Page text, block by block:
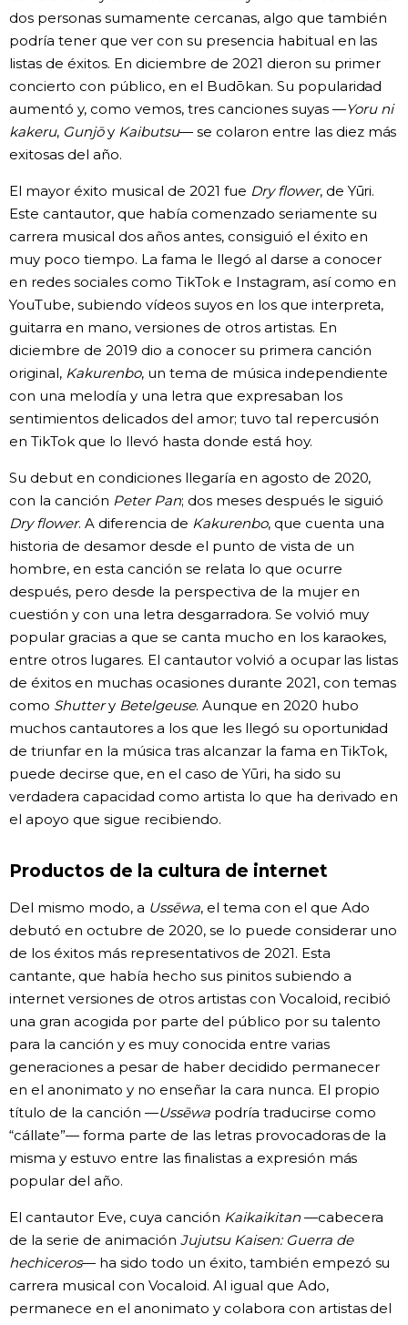
dos personas sumamente cercanas, algo que también
podría tener que ver con su presencia habitual en las
listas de éxitos. En diciembre de 2021 dieron su primer
concierto con público, en el Budōkan. Su popularidad
aumentó y, como vemos, tres canciones suyas —Yoru ni
kakeru, Gunjōy Kaibutsu— se colaron entre las diez más
exitosas del año.
El mayor éxito musical de 2021 fue Dry flower, de Yūri.
Este cantautor, que había comenzado seriamente su
carrera musical dos años antes, consiguió el éxito en
muy poco tiempo. La fama le llegó al darse a conocer
en redes sociales como TikTok e Instagram, así como en
YouTube, subiendo vídeos suyos en los que interpreta,
guitarra en mano, versiones de otros artistas. En
diciembre de 2019 dio a conocer su primera canción
original, Kakurenbo, un tema de música independiente
con una melodía y una letra que expresaban los
sentimientos delicados del amor; tuvo tal repercusión
en TikTok que lo llevó hasta donde está hoy.
Su debut en condiciones llegaría en agosto de 2020,
con la canción Peter Pan; dos meses después le siguió
Dry flower. A diferencia de Kakurenbo, que cuenta una
historia de desamor desde el punto de vista de un
hombre, en esta canción se relata lo que ocurre
después, pero desde la perspectiva de la mujer en
cuestión y con una letra desgarradora. Se volvió muy
popular gracias a que se canta mucho en los karaokes,
entre otros lugares. El cantautor volvió a ocupar las listas
de éxitos en muchas ocasiones durante 2021, con temas
como Shuttery Betelgeuse. Aunque en 2020 hubo
muchos cantautores a los que les llegó su oportunidad
de triunfar en la música tras alcanzar la fama en TikTok,
puede decirse que, en el caso de Yūri, ha sido su
verdadera capacidad como artista lo que ha derivado en
el apoyo que sigue recibiendo.
Productos de la cultura de internet
Del mismo modo, a Ussēwa, el tema con el que Ado
debutó en octubre de 2020, se lo puede considerar uno
de los éxitos más representativos de 2021. Esta
cantante, que había hecho sus pinitos subiendo a
internet versiones de otros artistas con Vocaloid, recibió
una gran acogida por parte del público por su talento
para la canción y es muy conocida entre varias
generaciones a pesar de haber decidido permanecer
en el anonimato y no enseñar la cara nunca. El propio
título de la canción —Ussēwa podría traducirse como
“cállate”— forma parte de las letras provocadoras de la
misma y estuvo entre las finalistas a expresión más
popular del año.
El cantautor Eve, cuya canción Kaikaikitan —cabecera
de la serie de animación Jujutsu Kaisen: Guerra de
hechiceros— ha sido todo un éxito, también empezó su
carrera musical con Vocaloid. Al igual que Ado,
permanece en el anonimato y colabora con artistas del